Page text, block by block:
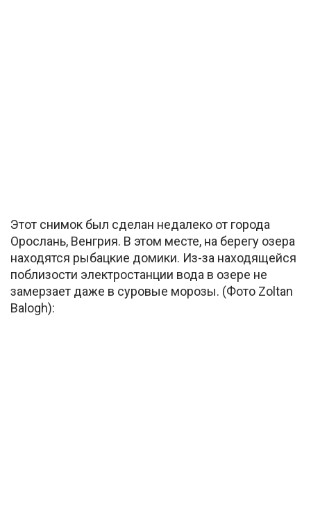
Этот снимок был сделан недалеко от города
Орослань, Венгрия. В этом месте, на берегу озера
находятся рыбацкие домики. Из-за находящейся
поблизости электростанции вода в озере не
замерзает даже в суровые морозы. (Фото Zoltan
Balogh):